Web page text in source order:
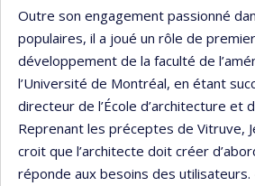
Outre son engagement passionné
populaires, il a joué un rôle de
développement de la faculté de
l’Université de Montréal, en étant
directeur de l’École d’architecture et
Reprenant les préceptes de Vitruve,
croit que l’architecte doit créer
réponde aux besoins des utilisateurs.